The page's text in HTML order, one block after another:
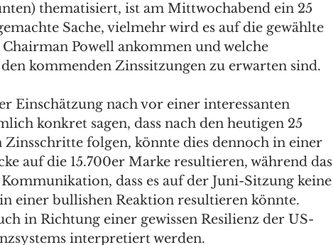
thematisiert, ist am Mittwochabend ein 25
Sache, vielmehr wird es auf die gewählte
Powell ankommen und welche
kommenden Zinssitzungen zu erwarten sind.
Einschätzung nach vor einer interessanten
konkret sagen, dass nach den heutigen 25
Zinsschritte folgen, könnte dies dennoch in einer
auf die 15.700er Marke resultieren, während das
dass es auf der Juni-Sitzung keine
einer bullishen Reaktion resultieren könnte.
in Richtung einer gewissen Resilienz der US-
interpretiert werden.